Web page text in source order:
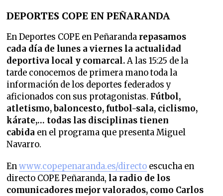
DEPORTES COPE EN PEÑARANDA
En Deportes COPE en Peñaranda repasamos
cada día de lunes a viernes la actualidad
deportiva local y comarcal.A las 15:25 de la
tarde conocemos de primera mano toda la
información de los deportes federados y
aficionados con sus protagonistas. Fútbol,
atletismo, baloncesto, futbol-sala, ciclismo,
kárate,… todas las disciplinas tienen
cabida en el programa que presenta Miguel
Navarro.
Enwww.copepenaranda.es/directo escucha en
directo COPE Peñaranda, la radio de los
comunicadores mejor valorados, como Carlos